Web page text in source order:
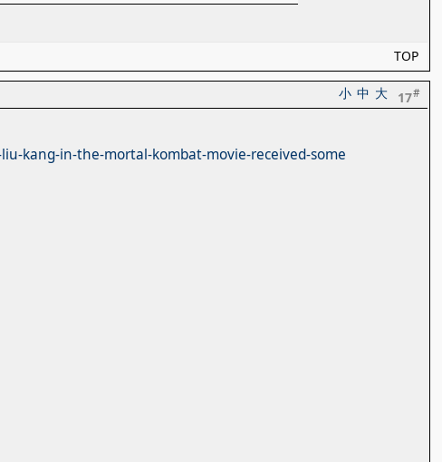
TOP
17#
大
中
小
kang-in-the-mortal-kombat-movie-received-some